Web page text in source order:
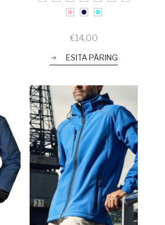
€14,00
ESITA PÄRING